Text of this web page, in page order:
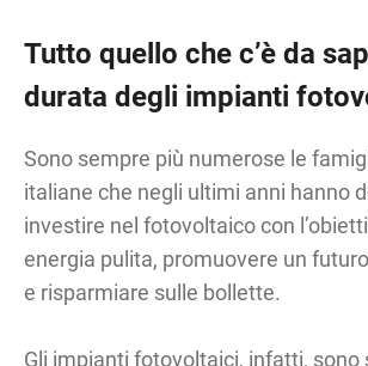
Tutto quello che c’è da
durata degli impianti
Sono sempre più numerose le
italiane che negli ultimi anni hanno
investire nel fotovoltaico con
energia pulita, promuovere un
e risparmiare sulle bollette.
Gli impianti fotovoltaici, infatti, sono